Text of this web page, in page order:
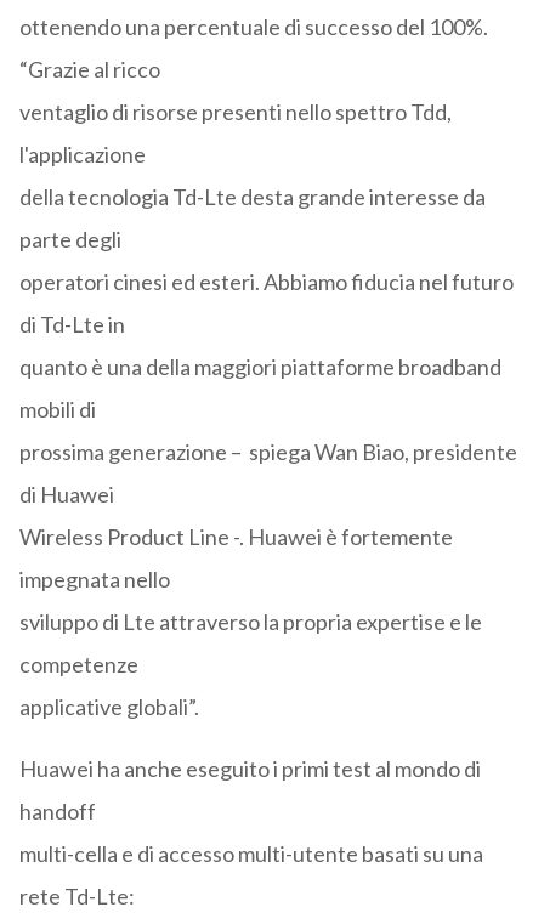
ottenendo una percentuale di successo del 100%.
“Grazie al ricco
ventaglio di risorse presenti nello spettro Tdd,
l'applicazione
della tecnologia Td-Lte desta grande interesse da
parte degli
operatori cinesi ed esteri. Abbiamo fiducia nel futuro
di Td-Lte in
quanto è una della maggiori piattaforme broadband
mobili di
prossima generazione – spiega Wan Biao, presidente
di Huawei
Wireless Product Line -. Huawei è fortemente
impegnata nello
sviluppo di Lte attraverso la propria expertise e le
competenze
applicative globali”.
Huawei ha anche eseguito i primi test al mondo di
handoff
multi-cella e di accesso multi-utente basati su una
rete Td-Lte: